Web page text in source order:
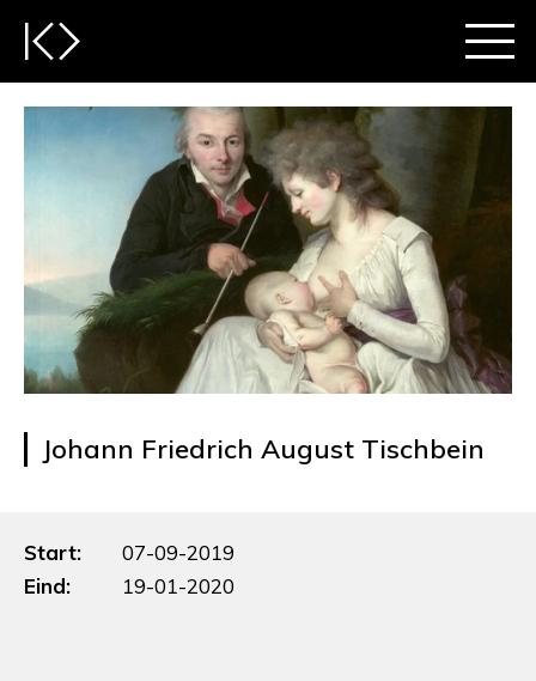
Johann Friedrich August Tischbein
Start:
07-09-2019
Eind:
19-01-2020